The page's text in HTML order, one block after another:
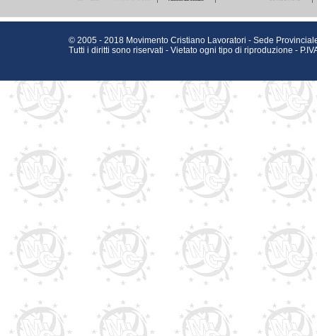
© 2005 - 2018 Movimento Cristiano Lavoratori - Sede
Tutti i diritti sono riservati - Vietato ogni tipo di riproduzione -